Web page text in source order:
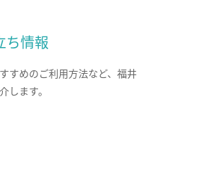
ち情報
すめのご利用方法など、福井
します。